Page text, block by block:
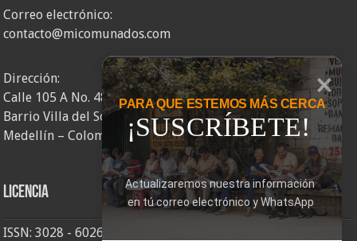
Correo electrónico:
contacto@micomunados.com
Dirección:
Calle 105 A No. 48AA – 58
Barrio Villa del Socorro
Medellín – Colombia
Licencia
ISSN: 3028 - 6026
PARA QUE ESTEMOS MÁS CERCA
¡SUSCRÍBETE!
Actualizaremos nuestra información
en tú correo electrónico y WhatsApp